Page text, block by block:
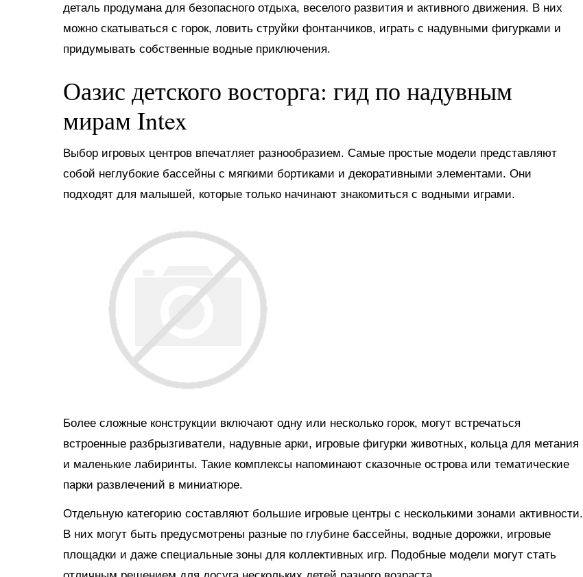
деталь продумана для безопасного отдыха, веселого развития и активного движения. В них
можно скатываться с горок, ловить струйки фонтанчиков, играть с надувными фигурками и
придумывать собственные водные приключения.
Оазис детского восторга: гид по надувным
мирам Intex
Выбор игровых центров впечатляет разнообразием. Самые простые модели представляют
собой неглубокие бассейны с мягкими бортиками и декоративными элементами. Они
подходят для малышей, которые только начинают знакомиться с водными играми.
Более сложные конструкции включают одну или несколько горок, могут встречаться
встроенные разбрызгиватели, надувные арки, игровые фигурки животных, кольца для метания
и маленькие лабиринты. Такие комплексы напоминают сказочные острова или тематические
парки развлечений в миниатюре.
Отдельную категорию составляют большие игровые центры с несколькими зонами активности.
В них могут быть предусмотрены разные по глубине бассейны, водные дорожки, игровые
площадки и даже специальные зоны для коллективных игр. Подобные модели могут стать